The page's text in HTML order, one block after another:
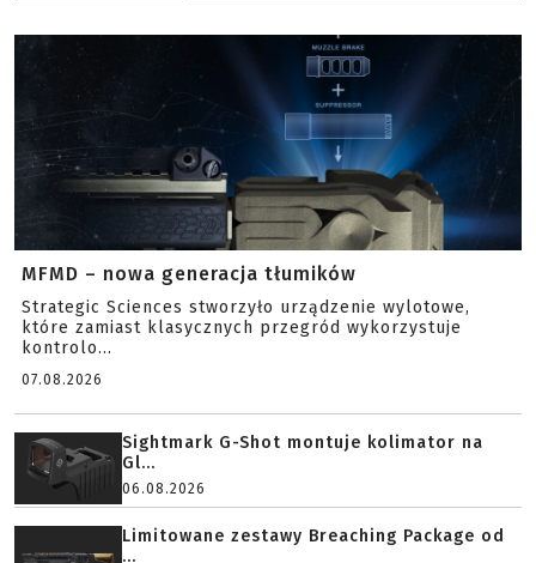
MFMD – nowa generacja tłumików
Strategic Sciences stworzyło urządzenie wylotowe,
które zamiast klasycznych przegród wykorzystuje
kontrolo...
07.08.2026
Sightmark G-Shot montuje kolimator na
Gl...
06.08.2026
Limitowane zestawy Breaching Package od
...